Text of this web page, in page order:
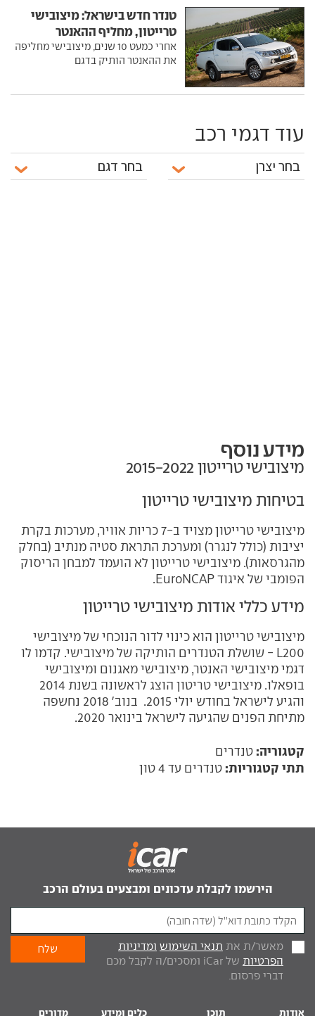
טנדר חדש בישראל: מיצובישי
טרייטון, מחליף ההאנטר
אחרי כמעט 10 שנים, מיצובישי מחליפה
את ההאנטר הותיק בדגם
עוד דגמי רכב
מידע נוסף
מיצובישי טרייטון‏ 2015-2022
בטיחות מיצובישי טרייטון
מיצובישי טרייטון מצויד ב-7 כריות אוויר, מערכות בקרת
יציבות (כולל לנגרר) ומערכת התראת סטיה מנתיב (בחלק
מהגרסאות). מיצובישי טרייטון לא הועמד למבחן הריסוק
הפומבי של איגוד EuroNCAP.
מידע כללי אודות מיצובישי טרייטון
מיצובישי טרייטון הוא כינוי לדור הנוכחי של מיצובישי
L200 - שושלת הטנדרים הותיקה של מיצובישי. קדמו לו
דגמי מיצובישי האנטר, מיצובישי מאגנום ומיצובישי
בופאלו. מיצובישי טריטון הוצג לראשונה בשנת 2014
והגיע לישראל בחודש יולי 2015. בנוב' 2018 נחשפה
מתיחת הפנים שהגיעה לישראל בינואר 2020.
קטגוריה: טנדרים
תתי קטגוריות: טנדרים עד 4 טון
הירשמו לקבלת עדכונים ומבצעים בעולם הרכב
מאשר/ת את תנאי השימוש ומדיניות
הפרטיות
של iCar ומסכים/ה לקבל מכם
דברי פרסום.
אודות תוכן כלים ומידע מדורים